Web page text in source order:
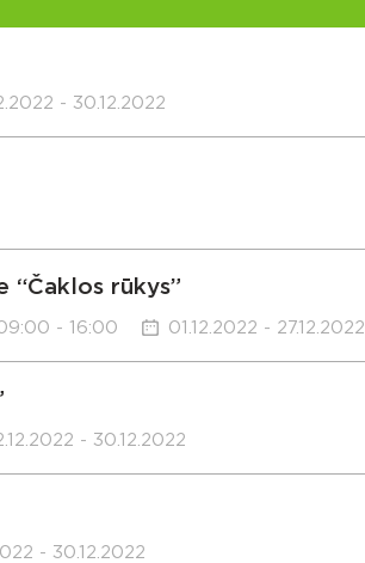
- 30.12.2022
“Čaklos rūkys”
- 16:00 01.12.2022 - 27.12.2022
- 30.12.2022
- 30.12.2022